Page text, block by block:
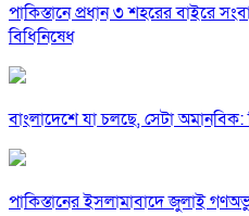
পাকিস্তানে প্রধান ৩ শহরের বাইরে
বিধিনিষেধ
বাংলাদেশে যা চলছে, সেটা
পাকিস্তানের ইসলামাবাদে জুলাই